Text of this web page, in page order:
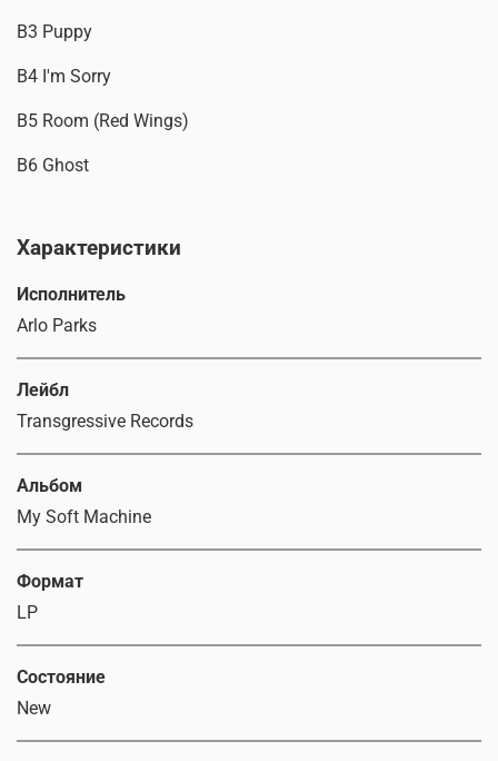
B3 Puppy
B4 I'm Sorry
B5 Room (Red Wings)
B6 Ghost
Характеристики
Исполнитель
Arlo Parks
Лейбл
Transgressive Records
Альбом
My Soft Machine
Формат
LP
Состояние
New